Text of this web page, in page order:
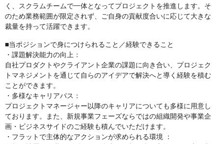
く、スクラムチームで一体となってプロジェクトを推進します。そ
のため業務範囲が限定されず、ご自身の貢献度合いに応じて大きな
裁量を持って活躍できます。
■当ポジションで身につけられること／経験できること
・課題解決能力の向上：
自社プロダクトやクライアント企業の課題に向き合い、プロジェク
トマネジメントを通じて自らのアイデアで解決へと導く経験を積む
ことができます。
・多様なキャリアパス：
プロジェクトマネージャー以降のキャリアについても多様に用意し
ております。また、新規事業フェーズならではの組織開発や事業企
画・ビジネスサイドのご経験も積んでいただけます。
・フラットで主体的なアクションが求められる環境 ：